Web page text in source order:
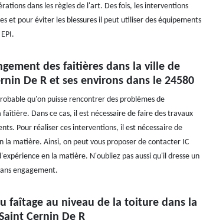
dans les règles de l'art. Des fois, les interventions
et pour éviter les blessures il peut utiliser des équipements
des faitières dans la ville de
De R et ses environs dans le 24580
qu'on puisse rencontrer des problèmes de
Dans ce cas, il est nécessaire de faire des travaux
Pour réaliser ces interventions, il est nécessaire de
la matière. Ainsi, on peut vous proposer de contacter IC
en la matière. N'oubliez pas aussi qu'il dresse un
engagement.
faîtage au niveau de la toiture dans la
Cernin De R